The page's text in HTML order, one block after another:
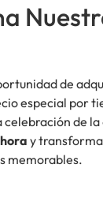
de
especial por
celebración de
y
memorables.